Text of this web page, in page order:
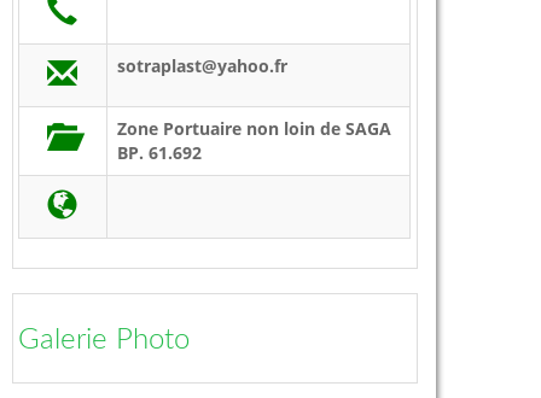
sotraplast@yahoo.fr
Zone Portuaire non loin de SAGA
BP. 61.692
Galerie Photo